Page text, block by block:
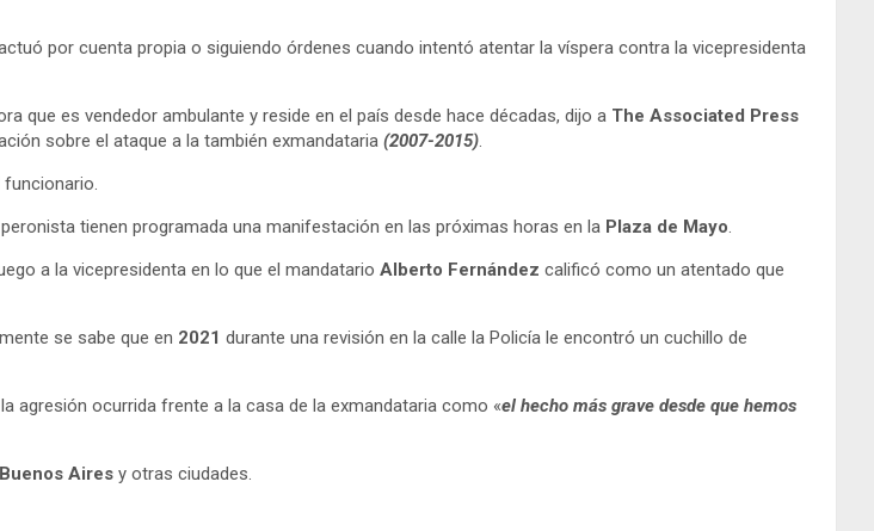
por cuenta propia o siguiendo órdenes cuando intentó atentar la víspera contra la vicepresidenta
que es vendedor ambulante y reside en el país desde hace décadas, dijo a The Associated Press
sobre el ataque a la también exmandataria (2007-2015).
tienen programada una manifestación en las próximas horas en la Plaza de Mayo.
a la vicepresidenta en lo que el mandatario Alberto Fernández calificó como un atentado que
se sabe que en 2021 durante una revisión en la calle la Policía le encontró un cuchillo de
agresión ocurrida frente a la casa de la exmandataria como «el hecho más grave desde que hemos
Buenos Aires y otras ciudades.